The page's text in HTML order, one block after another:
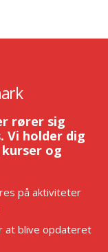
rører sig
Vi holder dig
og
på aktiviteter
at blive opdateret